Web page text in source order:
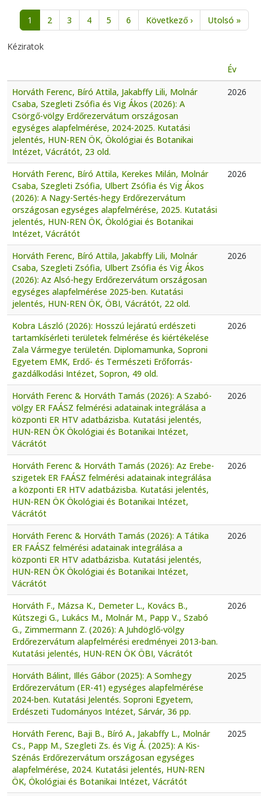
Oldalszámozás
1 2 3 4 5 6 Következő ›Következő oldal
Utolsó »
Kéziratok
Év
Horváth Ferenc, Bíró Attila, Jakabffy Lili, Molnár
Csaba, Szegleti Zsófia és Vig Ákos (2026): A
Csörgő-völgy Erdőrezervátum országosan
egységes alapfelmérése, 2024-2025. Kutatási
jelentés, HUN-REN ÖK, Ökológiai és Botanikai
Intézet, Vácrátót, 23 old.
2026
Horváth Ferenc, Bíró Attila, Kerekes Milán, Molnár
Csaba, Szegleti Zsófia, Ulbert Zsófia és Vig Ákos
(2026): A Nagy-Sertés-hegy Erdőrezervátum
országosan egységes alapfelmérése, 2025. Kutatási
jelentés, HUN-REN ÖK, Ökológiai és Botanikai
Intézet, Vácrátót
2026
Horváth Ferenc, Bíró Attila, Jakabffy Lili, Molnár
Csaba, Szegleti Zsófia, Ulbert Zsófia és Vig Ákos
(2026): Az Alsó-hegy Erdőrezervátum országosan
egységes alapfelmérése 2025-ben. Kutatási
jelentés, HUN-REN ÖK, ÖBI, Vácrátót, 22 old.
2026
Kobra László (2026): Hosszú lejáratú erdészeti
tartamkísérleti területek felmérése és kiértékelése
Zala Vármegye területén. Diplomamunka, Soproni
Egyetem EMK, Erdő- és Természeti Erőforrás-
gazdálkodási Intézet, Sopron, 49 old.
2026
Horváth Ferenc & Horváth Tamás (2026): A Szabó-
völgy ER FAÁSZ felmérési adatainak integrálása a
központi ER HTV adatbázisba. Kutatási jelentés,
HUN-REN ÖK Ökológiai és Botanikai Intézet,
Vácrátót
2026
Horváth Ferenc & Horváth Tamás (2026): Az Erebe-
szigetek ER FAÁSZ felmérési adatainak integrálása
a központi ER HTV adatbázisba. Kutatási jelentés,
HUN-REN ÖK Ökológiai és Botanikai Intézet,
Vácrátót
2026
Horváth Ferenc & Horváth Tamás (2026): A Tátika
ER FAÁSZ felmérési adatainak integrálása a
központi ER HTV adatbázisba. Kutatási jelentés,
HUN-REN ÖK Ökológiai és Botanikai Intézet,
Vácrátót
2026
Horváth F., Mázsa K., Demeter L., Kovács B.,
Kútszegi G., Lukács M., Molnár M., Papp V., Szabó
G., Zimmermann Z. (2026): A Juhdöglő-völgy
Erdőrezervátum alapfelmérési eredményei 2013-ban.
Kutatási jelentés, HUN-REN ÖK ÖBI, Vácrátót
2026
Horváth Bálint, Illés Gábor (2025): A Somhegy
Erdőrezervátum (ER-41) egységes alapfelmérése
2024-ben. Kutatási Jelentés. Soproni Egyetem,
Erdészeti Tudományos Intézet, Sárvár, 36 pp.
2025
Horváth Ferenc, Baji B., Bíró A., Jakabffy L., Molnár
Cs., Papp M., Szegleti Zs. és Vig Á. (2025): A Kis-
Szénás Erdőrezervátum országosan egységes
alapfelmérése, 2024. Kutatási jelentés, HUN-REN
ÖK, Ökológiai és Botanikai Intézet, Vácrátót
2025